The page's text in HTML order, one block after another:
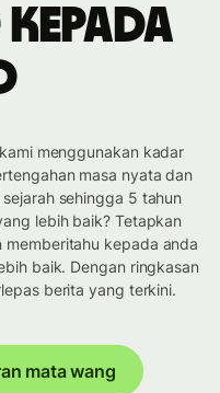
kepada
menggunakan kadar
masa nyata dan
sehingga 5 tahun
lebih baik? Tetapkan
memberitahu kepada anda
baik. Dengan ringkasan
berita yang terkini.
mata wang